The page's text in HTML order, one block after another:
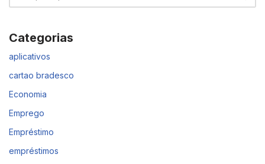
Categorias
aplicativos
cartao bradesco
Economia
Emprego
Empréstimo
empréstimos